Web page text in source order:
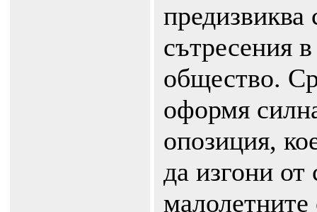
предизвиква
сътресения
общество.
оформя
опозиция,
да изгони от